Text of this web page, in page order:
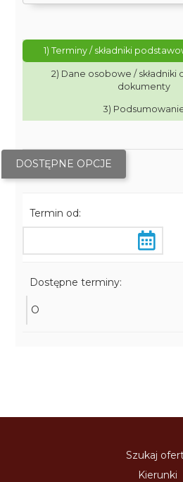
1) Terminy / składniki
2) Dane osobowe /
dokumenty
3)
DOSTĘPNE OPCJE
Termin od:
Dostępne terminy:
O
Szukaj
Kierunki